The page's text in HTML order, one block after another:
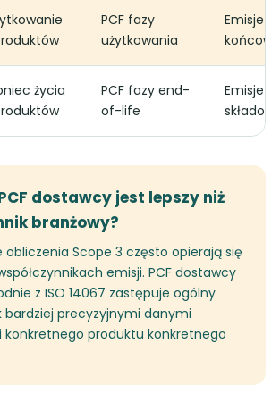
PCF fazy
użytkowania
Emisje
życia
PCF fazy end-
of-life
Emisje
dostawcy jest lepszy niż
branżowy?
obliczenia Scope 3 często opierają się
emisji. PCF dostawcy
z ISO 14067 zastępuje ogólny
bardziej precyzyjnymi danymi
produktu konkretnego